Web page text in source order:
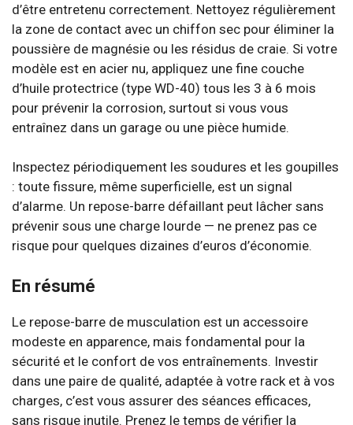
d’être entretenu correctement. Nettoyez régulièrement
la zone de contact avec un chiffon sec pour éliminer la
poussière de magnésie ou les résidus de craie. Si votre
modèle est en acier nu, appliquez une fine couche
d’huile protectrice (type WD-40) tous les 3 à 6 mois
pour prévenir la corrosion, surtout si vous vous
entraînez dans un garage ou une pièce humide.
Inspectez périodiquement les soudures et les goupilles
: toute fissure, même superficielle, est un signal
d’alarme. Un repose-barre défaillant peut lâcher sans
prévenir sous une charge lourde — ne prenez pas ce
risque pour quelques dizaines d’euros d’économie.
En résumé
Le repose-barre de musculation est un accessoire
modeste en apparence, mais fondamental pour la
sécurité et le confort de vos entraînements. Investir
dans une paire de qualité, adaptée à votre rack et à vos
charges, c’est vous assurer des séances efficaces,
sans risque inutile. Prenez le temps de vérifier la